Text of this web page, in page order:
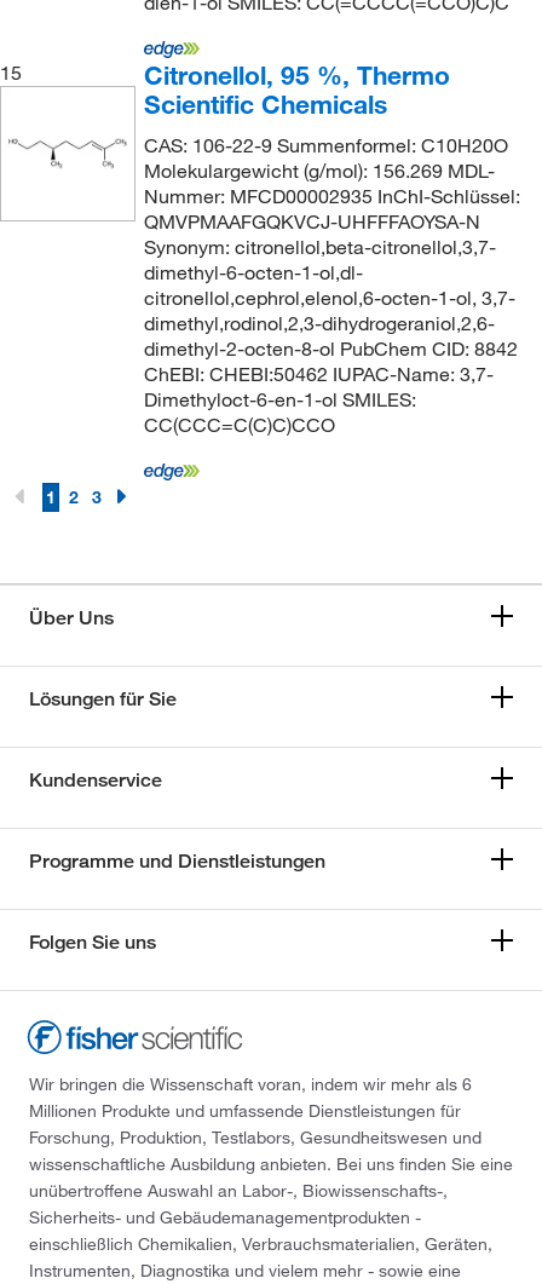
15
Citronellol, 95 %, Thermo
Scientific Chemicals
CAS: 106-22-9 Summenformel: C10H20O
Molekulargewicht (g/mol): 156.269 MDL-
Nummer: MFCD00002935 InChI-Schlüssel:
QMVPMAAFGQKVCJ-UHFFFAOYSA-N
Synonym: citronellol,beta-citronellol,3,7-
dimethyl-6-octen-1-ol,dl-
citronellol,cephrol,elenol,6-octen-1-ol, 3,7-
dimethyl,rodinol,2,3-dihydrogeraniol,2,6-
dimethyl-2-octen-8-ol PubChem CID: 8842
ChEBI: CHEBI:50462 IUPAC-Name: 3,7-
Dimethyloct-6-en-1-ol SMILES:
CC(CCC=C(C)C)CCO
1 2 3
Über Uns
Lösungen für Sie
Kundenservice
Programme und Dienstleistungen
Folgen Sie uns
Wir bringen die Wissenschaft voran, indem wir mehr als 6
Millionen Produkte und umfassende Dienstleistungen für
Forschung, Produktion, Testlabors, Gesundheitswesen und
wissenschaftliche Ausbildung anbieten. Bei uns finden Sie eine
unübertroffene Auswahl an Labor-, Biowissenschafts-,
Sicherheits- und Gebäudemanagementprodukten -
einschließlich Chemikalien, Verbrauchsmaterialien, Geräten,
Instrumenten, Diagnostika und vielem mehr - sowie eine